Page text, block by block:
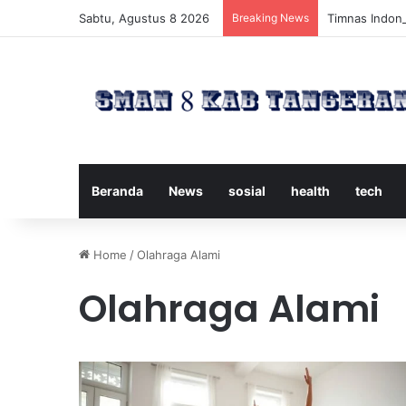
Sabtu, Agustus 8 2026 Breaking News Timnas
Beranda News sosial health tech
Home /Olahraga Alami
Olahraga Alami